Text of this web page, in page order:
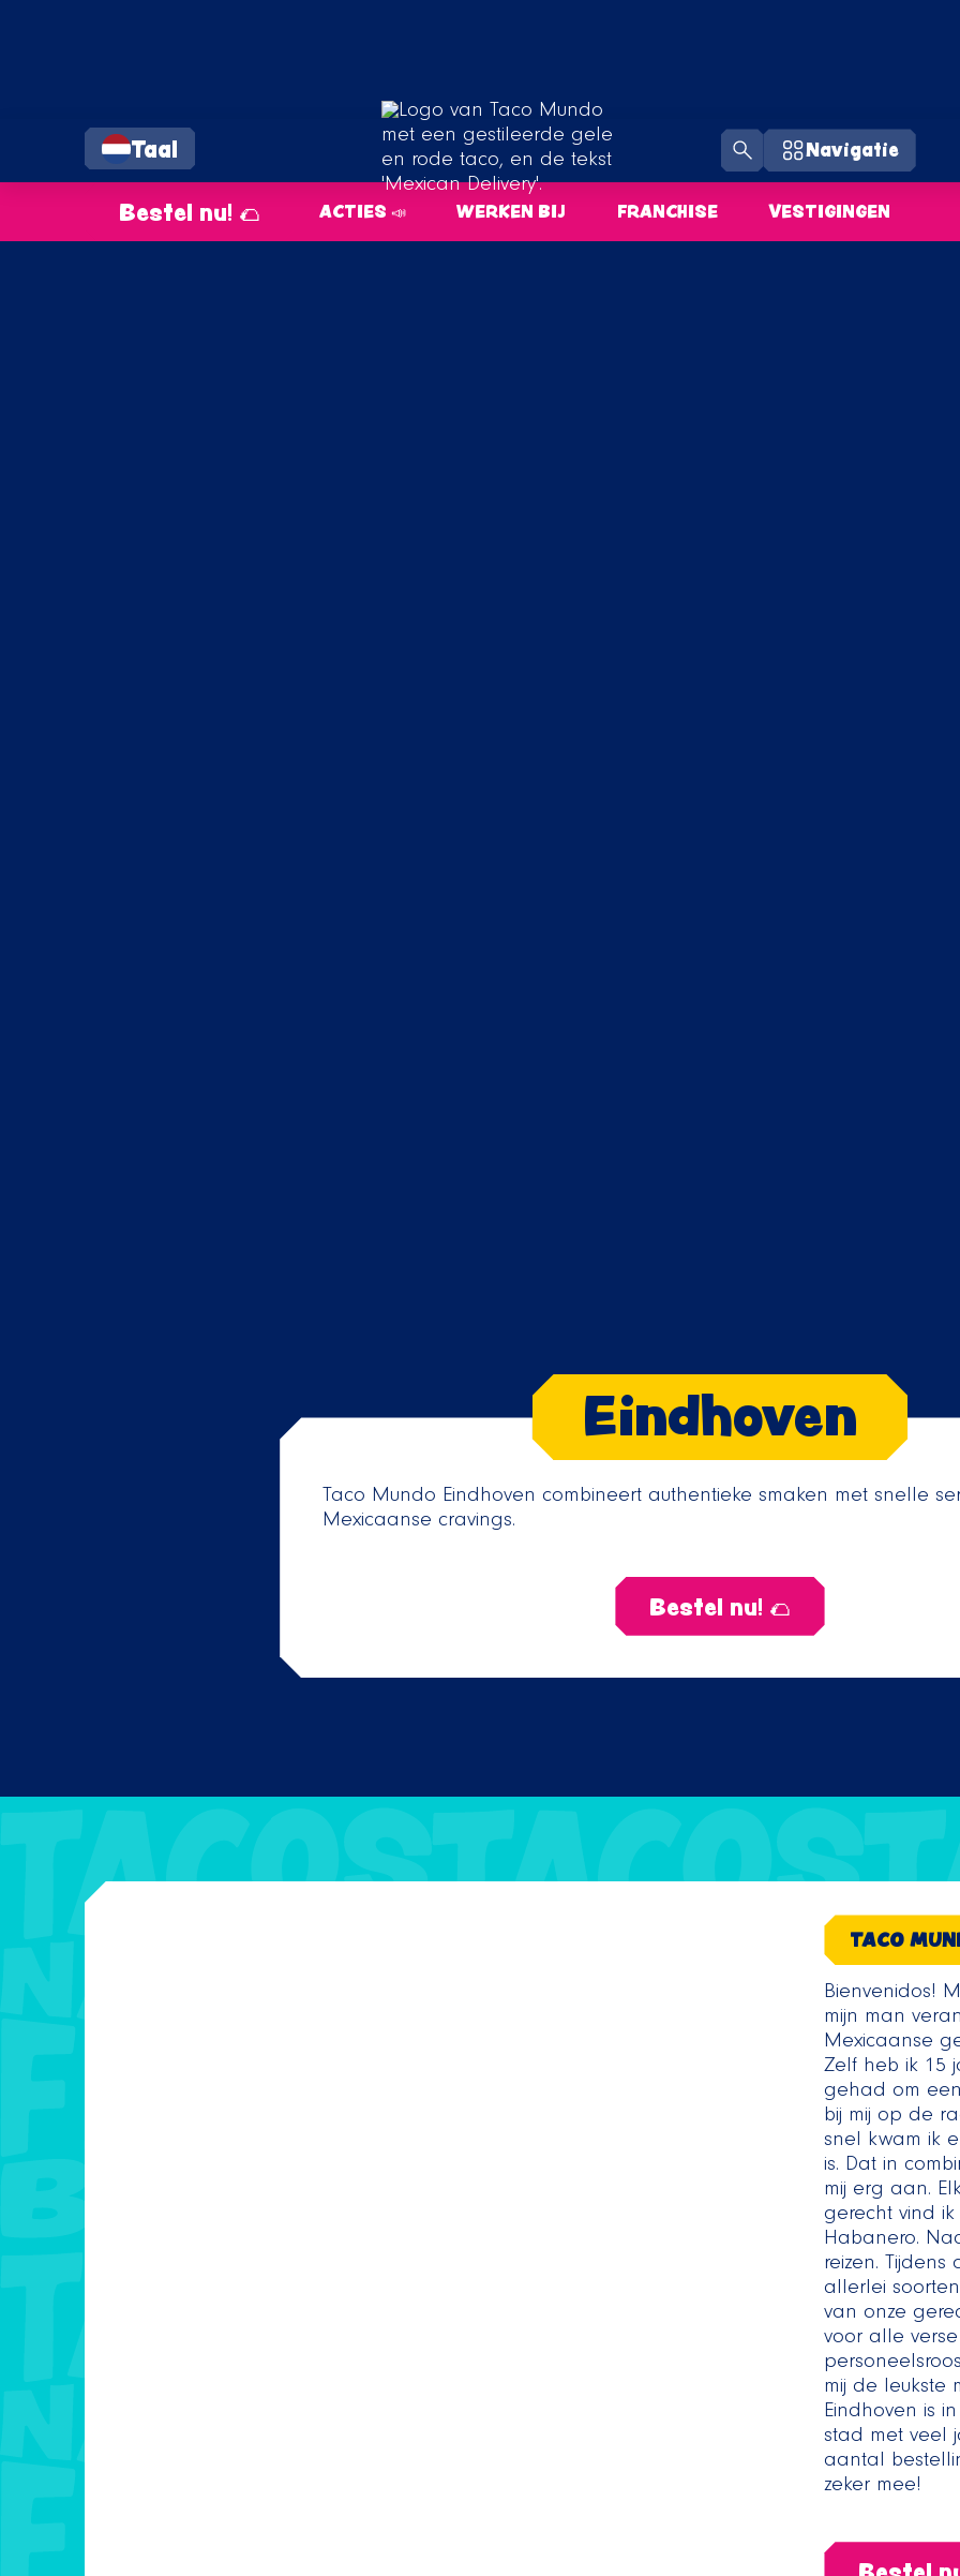
Taal Navigatie
Bestel nu! 🌮 ACTIES 📣 WERKEN BIJ FRANCHISE VESTIGINGEN
Eindhoven
Taco Mundo Eindhoven combineert authentieke smaken met snelle
Mexicaanse cravings.
Bestel nu! 🌮
TACO
Bienvenidos!
mijn man
Mexicaanse
Zelf heb ik 15
gehad om
bij mij op de
snel kwam ik
is. Dat in
mij erg aan.
gerecht vind
Habanero.
reizen.
allerlei
van onze
voor alle
mij de leukste
Eindhoven is
stad met veel
aantal
zeker mee!